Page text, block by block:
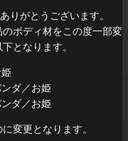
りがとうございます。
のボディ材をこの度一部変
となります。
ダ／お姫
ダ／お姫
変更となります。